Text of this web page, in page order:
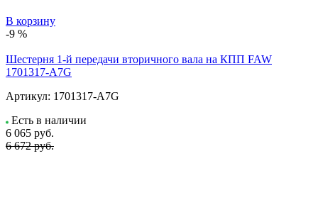
В корзину
-9 %
Шестерня 1-й передачи вторичного вала на КПП FAW
1701317-A7G
Артикул: 1701317-A7G
Есть в наличии
6 065 руб.
6 672 руб.